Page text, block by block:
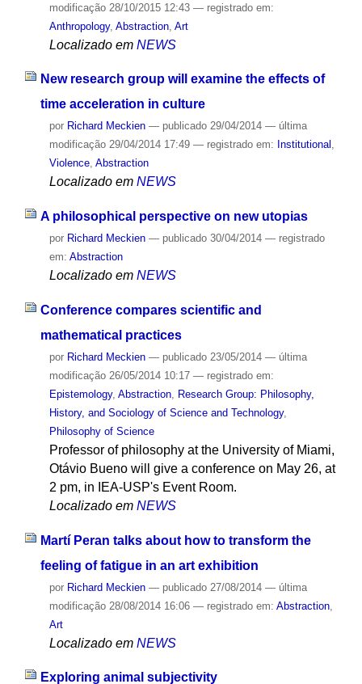
modificação28/10/2015 12:43 — registrado em:
Anthropology, Abstraction, Art
Localizado em NEWS
New research group will examine the effects of
time acceleration in culture
por Richard Meckien — publicado29/04/2014 — última
modificação29/04/2014 17:49 — registrado em: Institutional ,
Violence, Abstraction
Localizado em NEWS
A philosophical perspective on new utopias
por Richard Meckien — publicado30/04/2014 — registrado
em: Abstraction
Localizado em NEWS
Conference compares scientific and
mathematical practices
por Richard Meckien — publicado23/05/2014 — última
modificação26/05/2014 10:17 — registrado em:
Epistemology, Abstraction,
Research Group: Philosophy,
History, and Sociology of Science and Technology,
Philosophy of Science
Professor of philosophy at the University of Miami,
Otávio Bueno will give a conference on May 26, at
2 pm, in IEA-USP's Event Room.
Localizado em NEWS
Martí Peran talks about how to transform the
feeling of fatigue in an art exhibition
por Richard Meckien — publicado27/08/2014 — última
modificação28/08/2014 16:06 — registrado em: Abstraction,
Art
Localizado em NEWS
Exploring animal subjectivity